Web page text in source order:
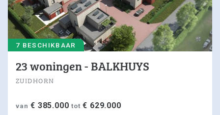
7 BESCHIKBAAR
23 woningen - BALKHUYS
ZUIDHORN
van € 385.000tot€ 629.000